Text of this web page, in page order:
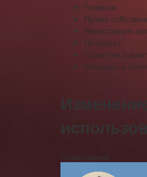
Главная
Право
Регистрация
Нотариат
Гарантии и
Вопросы и